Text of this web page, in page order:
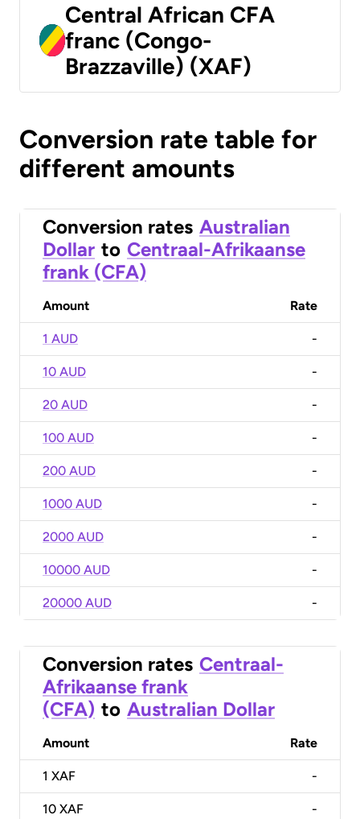
Central African CFA
franc (Congo-
Brazzaville) (XAF)
Conversion rate table for
different amounts
Conversion rates Australian
Dollar to Centraal-Afrikaanse
frank (CFA)
Amount Rate
1 AUD -
10 AUD -
20 AUD -
100 AUD -
200 AUD -
1000 AUD -
2000 AUD -
10000 AUD -
20000 AUD -
Conversion rates Centraal-
Afrikaanse frank
(CFA) to Australian Dollar
Amount Rate
1 XAF -
10 XAF -